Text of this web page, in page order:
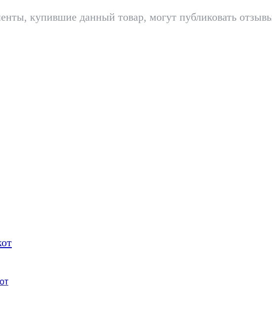
купившие данный товар, могут публиковать